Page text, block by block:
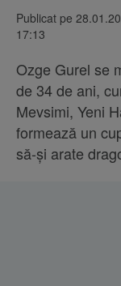
Publicat pe
17:13
Ozge Gurel se
de 34 de ani,
Mevsimi, Yeni
formează un
să-și arate